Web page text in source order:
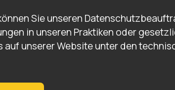
Sie unseren
in unseren Praktiken oder
unserer Website unter den